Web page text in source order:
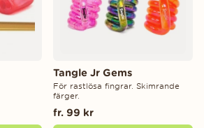
Tangle Jr Gems
För rastlösa fingrar. Skimrande
färger.
fr. 99 kr